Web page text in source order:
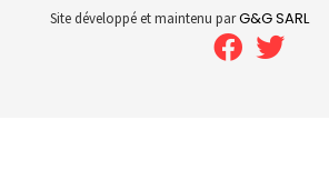
Site développé et maintenu parG&G SARL